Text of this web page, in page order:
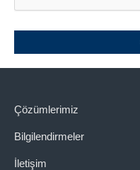
Çözümlerimiz
Bilgilendirmeler
İletişim